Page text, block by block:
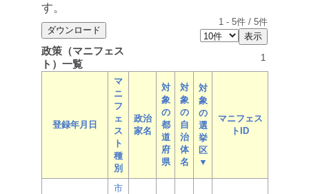
す。
1 - 5件 / 5件
政策（マニフェス
ト）一覧
1
登録年月日
マ
ニ
フ
ェ
ス
ト
種
別
政治
家名
対
象
の
都
道
府
県
対
象
の
自
治
体
名
対
象
の
選
挙
区
▼
マニフェス
トID
市